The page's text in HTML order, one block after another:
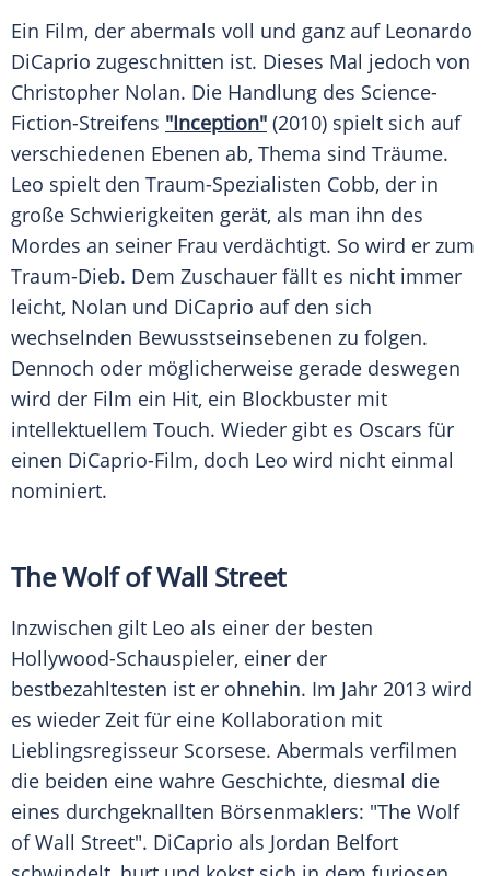
Ein Film, der abermals voll und ganz auf Leonardo
DiCaprio zugeschnitten ist. Dieses Mal jedoch von
Christopher Nolan. Die Handlung des Science-
Fiction-Streifens "Inception" (2010) spielt sich auf
verschiedenen Ebenen ab, Thema sind Träume.
Leo spielt den Traum-Spezialisten Cobb, der in
große Schwierigkeiten gerät, als man ihn des
Mordes an seiner Frau verdächtigt. So wird er zum
Traum-Dieb. Dem Zuschauer fällt es nicht immer
leicht, Nolan und DiCaprio auf den sich
wechselnden Bewusstseinsebenen zu folgen.
Dennoch oder möglicherweise gerade deswegen
wird der Film ein Hit, ein Blockbuster mit
intellektuellem Touch. Wieder gibt es Oscars für
einen DiCaprio-Film, doch Leo wird nicht einmal
nominiert.
The Wolf of Wall Street
Inzwischen gilt Leo als einer der besten
Hollywood-Schauspieler, einer der
bestbezahltesten ist er ohnehin. Im Jahr 2013 wird
es wieder Zeit für eine Kollaboration mit
Lieblingsregisseur Scorsese. Abermals verfilmen
die beiden eine wahre Geschichte, diesmal die
eines durchgeknallten Börsenmaklers: "The Wolf
of Wall Street". DiCaprio als Jordan Belfort